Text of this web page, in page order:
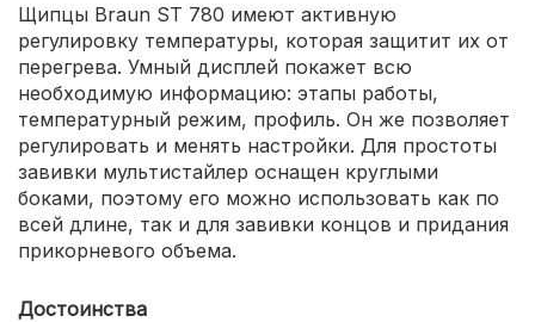
Щипцы Braun ST 780 имеют активную
регулировку температуры, которая защитит их от
перегрева. Умный дисплей покажет всю
необходимую информацию: этапы работы,
температурный режим, профиль. Он же позволяет
регулировать и менять настройки. Для простоты
завивки мультистайлер оснащен круглыми
боками, поэтому его можно использовать как по
всей длине, так и для завивки концов и придания
прикорневого объема.
Достоинства